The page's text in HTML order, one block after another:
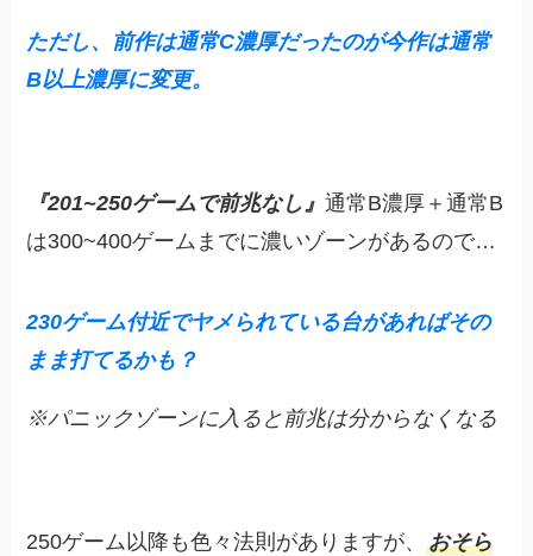
ただし、前作は通常C濃厚だったのが今作は通常
B以上濃厚に変更。
『201~250ゲームで前兆なし』通常B濃厚＋通常B
は300~400ゲームまでに濃いゾーンがあるので…
230ゲーム付近でヤメられている台があればその
まま打てるかも？
※パニックゾーンに入ると前兆は分からなくなる
250ゲーム以降も色々法則がありますが、おそら